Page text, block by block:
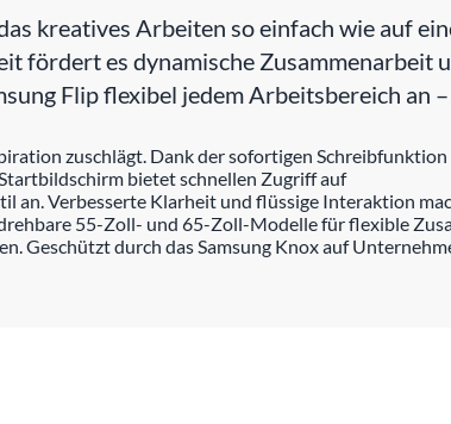
kreatives Arbeiten so einfach wie auf
es dynamische Zusammenarbeit
Flip flexibel jedem Arbeitsbereich an
zuschlägt. Dank der sofortigen
bietet schnellen Zugriff auf
an. Verbesserte Klarheit und flüssige Interaktion
55-Zoll- und 65-Zoll-Modelle für flexible
durch das Samsung Knox auf